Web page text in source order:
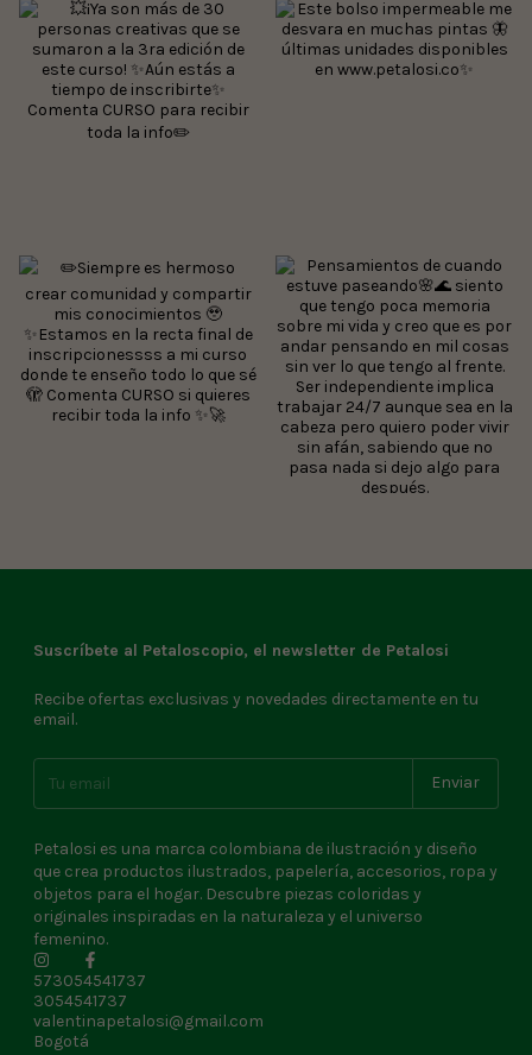
Suscríbete al Petaloscopio, el newsletter de Petalosi
Recibe ofertas exclusivas y novedades directamente en tu
email.
Petalosi es una marca colombiana de ilustración y diseño
que crea productos ilustrados, papelería, accesorios, ropa y
objetos para el hogar. Descubre piezas coloridas y
originales inspiradas en la naturaleza y el universo
femenino.
573054541737
3054541737
valentinapetalosi@gmail.com
Bogotá